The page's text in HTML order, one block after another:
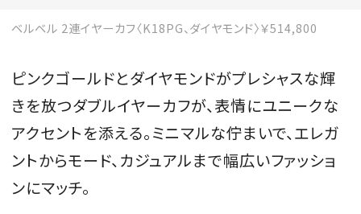
ベルベル 2連イヤーカフ〈K18PG、ダイヤモンド〉￥514,800
ピンクゴールドとダイヤモンドがプレシャスな輝
きを放つダブルイヤーカフが、表情にユニークな
アクセントを添える。ミニマルな佇まいで、エレガ
ントからモード、カジュアルまで幅広いファッショ
ンにマッチ。